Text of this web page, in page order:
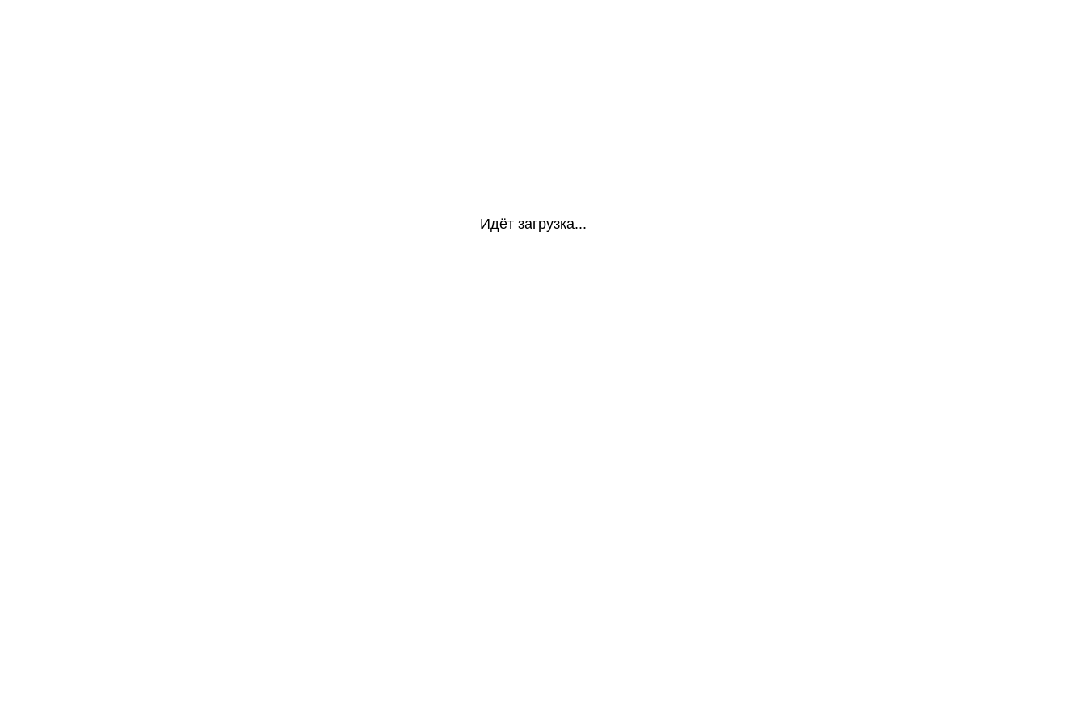
Идёт загрузка...